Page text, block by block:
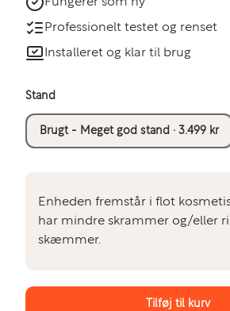
Professionelt testet og renset
Installeret og klar til brug
Stand
Brugt - Meget god stand · 3.499 kr
Enheden fremstår i flot
har mindre skrammer og/eller
skæmmer.
Tilføj til kurv